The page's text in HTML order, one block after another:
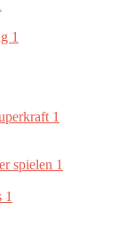
1
1
spielen 1
1